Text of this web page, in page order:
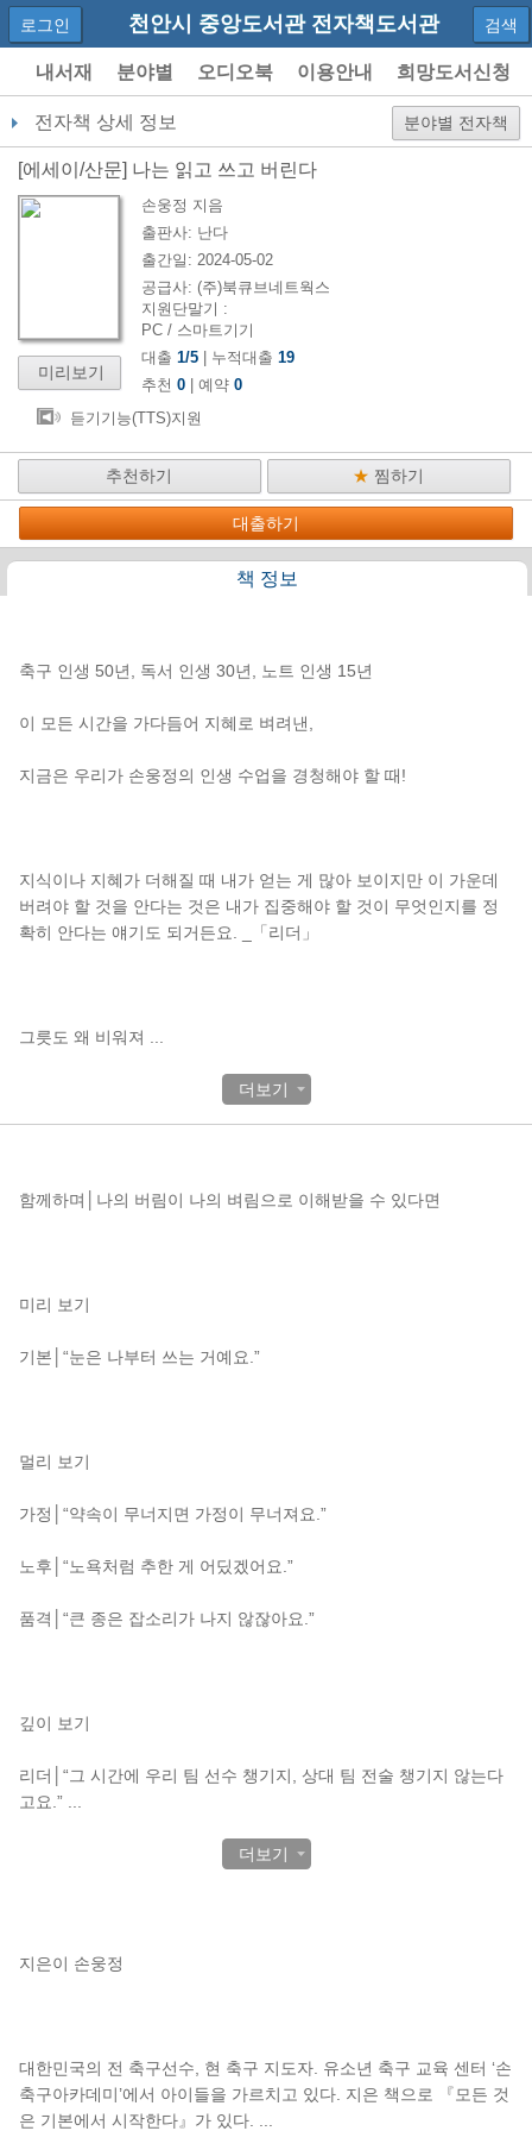
천안시 중앙도서관 전자책도서관
로그인 검색
내서재 분야별 오디오북 이용안내 희망도서신청
전자책 상세 정보 분야별 전자책
[에세이/산문] 나는 읽고 쓰고 버린다
미리보기
손웅정 지음
출판사: 난다
출간일: 2024-05-02
공급사: (주)북큐브네트웍스
지원단말기 :
PC / 스마트기기
대출 1/5 | 누적대출 19
추천 0 | 예약 0
듣기기능(TTS)지원
추천하기 ★ 찜하기
대출하기
책 정보
축구 인생 50년, 독서 인생 30년, 노트 인생 15년
이 모든 시간을 가다듬어 지혜로 벼려낸,
지금은 우리가 손웅정의 인생 수업을 경청해야 할 때!
지식이나 지혜가 더해질 때 내가 얻는 게 많아 보이지만 이 가운데
버려야 할 것을 안다는 것은 내가 집중해야 할 것이 무엇인지를 정
확히 안다는 얘기도 되거든요. _「리더」
그릇도 왜 비워져
더보기
함께하며│나의 버림이 나의 벼림으로 이해받을 수 있다면
미리 보기
기본│“눈은 나부터 쓰는 거예요.”
멀리 보기
가정│“약속이 무너지면 가정이 무너져요.”
노후│“노욕처럼 추한 게 어딨겠어요.”
품격│“큰 종은 잡소리가 나지 않잖아요.”
깊이 보기
리더│“그 시간에 우리 팀 선수 챙기지, 상대 팀 전술 챙기지 않는다
고요.”
더보기
지은이 손웅정
대한민국의 전 축구선수, 현 축구 지도자. 유소년 축구 교육 센터 ‘손
축구아카데미’에서 아이들을 가르치고 있다. 지은 책으로 『모든 것
은 기본에서 시작한다』가 있다.